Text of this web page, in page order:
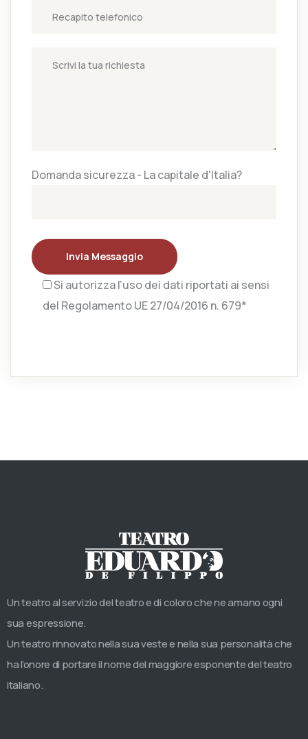
Domanda sicurezza - La capitale d'Italia?
Invia Messaggio
Si autorizza l’uso dei dati riportati ai sensi
del Regolamento UE 27/04/2016 n. 679*
Un teatro al servizio del teatro e di coloro che ne amano ogni
sua espressione.
Un teatro rinnovato nella sua veste e nella sua personalità che
ha l’onore di portare il nome del maggiore esponente del teatro
italiano.